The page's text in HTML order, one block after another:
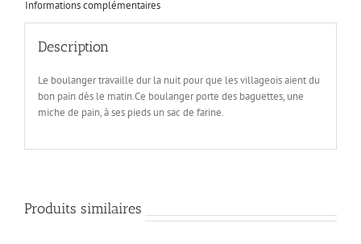
Informations complémentaires
Description
Le boulanger travaille dur la nuit pour que les villageois aient du
bon pain dès le matin.Ce boulanger porte des baguettes, une
miche de pain, à ses pieds un sac de farine.
Produits similaires